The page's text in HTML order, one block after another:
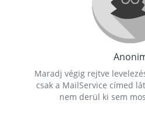
Maradj végig rejtve
csak a MailService címed
nem derül ki sem